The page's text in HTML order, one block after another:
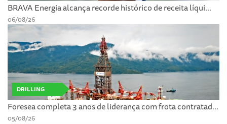
BRAVA Energia alcança recorde histórico de receita líqui...
06/08/26
DRILLING
Foresea completa 3 anos de liderança com frota contratad...
05/08/26